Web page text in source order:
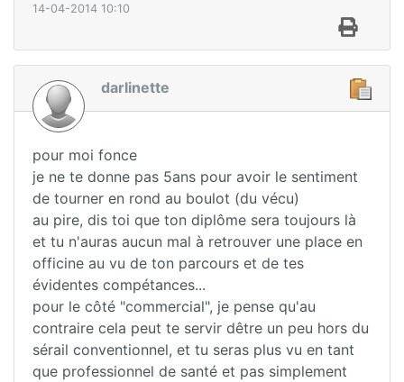
14-04-2014 10:10
darlinette
pour moi fonce
je ne te donne pas 5ans pour avoir le sentiment
de tourner en rond au boulot (du vécu)
au pire, dis toi que ton diplôme sera toujours là
et tu n'auras aucun mal à retrouver une place en
officine au vu de ton parcours et de tes
évidentes compétances...
pour le côté "commercial", je pense qu'au
contraire cela peut te servir dêtre un peu hors du
sérail conventionnel, et tu seras plus vu en tant
que professionnel de santé et pas simplement